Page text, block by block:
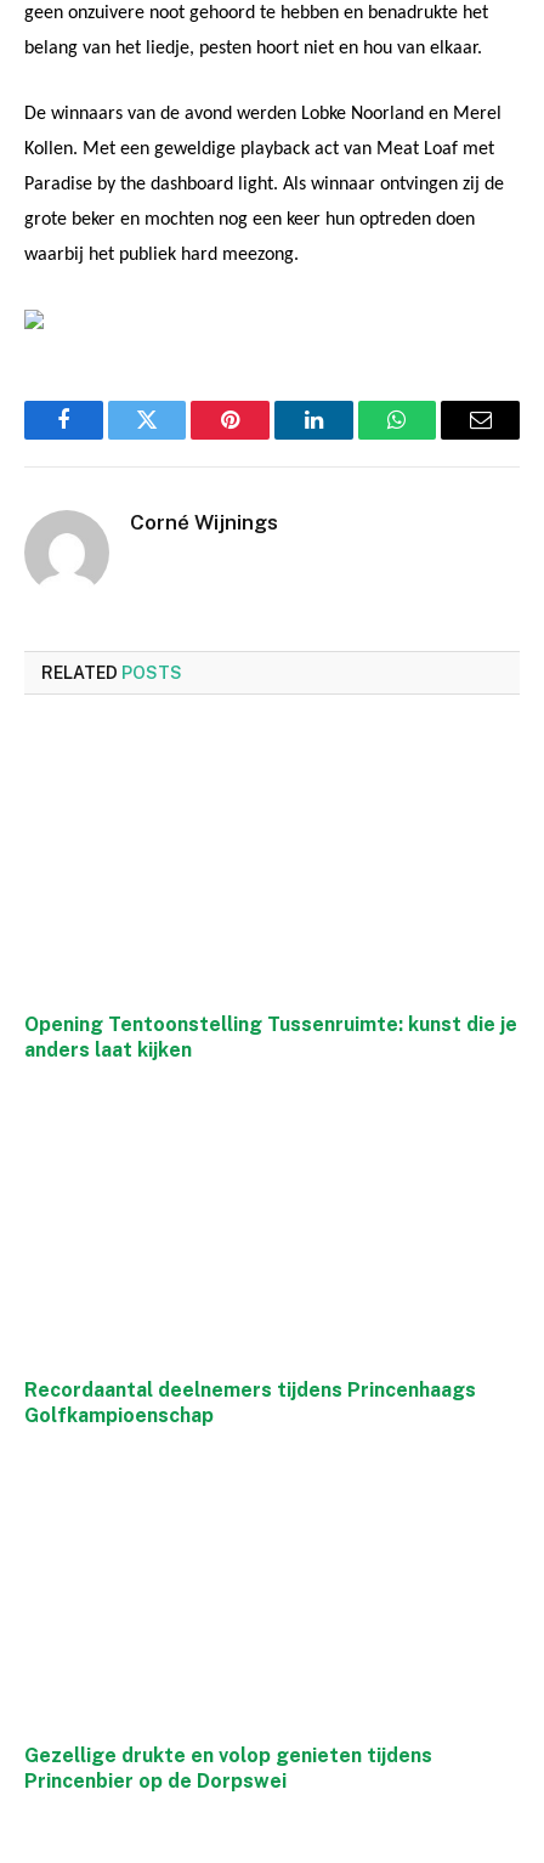
geen onzuivere noot gehoord te hebben en benadrukte het
belang van het liedje, pesten hoort niet en hou van elkaar.
De winnaars van de avond werden Lobke Noorland en Merel
Kollen. Met een geweldige playback act van Meat Loaf met
Paradise by the dashboard light. Als winnaar ontvingen zij de
grote beker en mochten nog een keer hun optreden doen
waarbij het publiek hard meezong.
FacebookTwitter Pinterest LinkedInWhatsAppEmail
Corné Wijnings
RELATED POSTS
Opening Tentoonstelling Tussenruimte: kunst die je
anders laat kijken
Recordaantal deelnemers tijdens Princenhaags
Golfkampioenschap
Gezellige drukte en volop genieten tijdens
Princenbier op de Dorpswei